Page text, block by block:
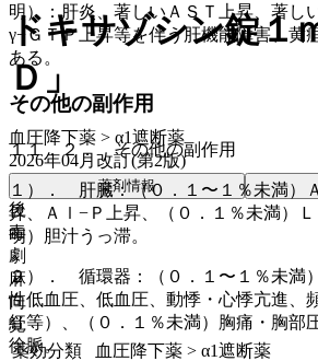
明）：肝炎、著しいＡＳＴ上昇、著し
γ−ＧＴＰ上昇等を伴う肝機能障害、黄
ある。
その他の副作用
１１．２． その他の副作用
１）． 肝臓：（０．１〜１％未満）
昇、Ａｌ−Ｐ上昇、（０．１％未満）
明）胆汁うっ滞。
２）． 循環器：（０．１〜１％未満
性低血圧、低血圧、動悸・心悸亢進、
紅等）、（０．１％未満）胸痛・胸部
徐脈。
ドキサゾシン錠１
Ｄ」
血圧降下薬 > α1遮断薬
2026年04月改訂(第2版)
薬剤情報
後
毒
劇
麻
向
覚
薬効分類
血圧降下薬 > α1遮断薬